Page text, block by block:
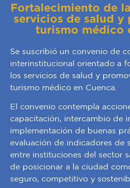
Fortalecimiento de
servicios de salud y
turismo médico
Se suscribió un convenio de
interinstitucional orientado a
los servicios de salud y
turismo médico en Cuenca.
El convenio contempla
capacitación, intercambio de
implementación de buenas
evaluación de indicadores de
entre instituciones del sector
de posicionar a la ciudad
seguro, competitivo y